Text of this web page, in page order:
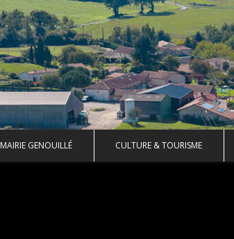
MAIRIE GENOUILLÉ CULTURE & TOURISME